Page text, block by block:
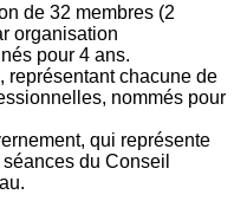
de 32 membres (2
organisation
pour 4 ans.
représentant chacune de
nommés pour
qui représente
séances du Conseil